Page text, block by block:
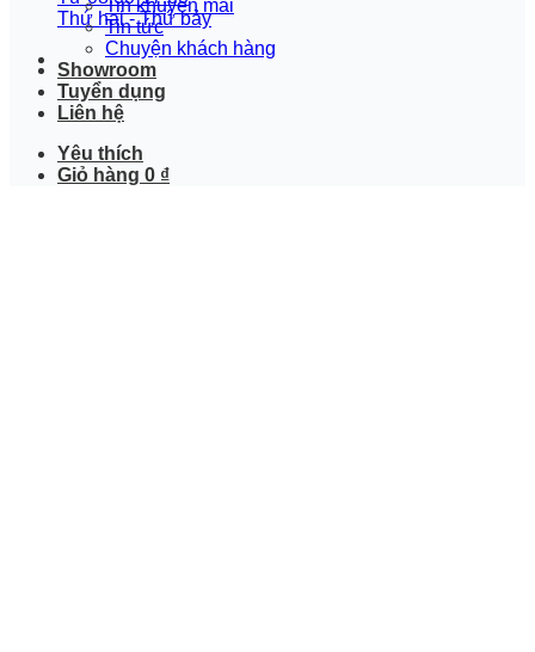
Thứ hai - Thứ bảy
Tin khuyến mãi
Tin tức
Chuyện khách hàng
Showroom
Tuyển dụng
Liên hệ
Yêu thích
Giỏ hàng 0 ₫